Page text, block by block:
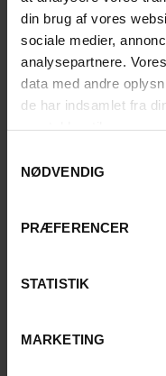
din brug af vores
sociale medier,
analysepartnere.
data med andre
de har indsamlet fra
NØDVENDIG
PRÆFERENCER
STATISTIK
MARKETING
Loch Lomond og
naturligvis se
Harry Potter).